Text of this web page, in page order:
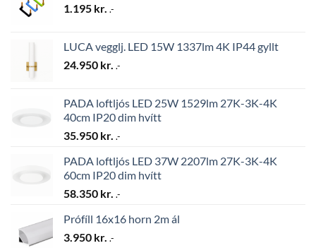
1.195 kr. .-
LUCA vegglj. LED 15W 1337lm 4K IP44 gyllt
24.950 kr. .-
PADA loftljós LED 25W 1529lm 27K-3K-4K
40cm IP20 dim hvítt
35.950 kr. .-
PADA loftljós LED 37W 2207lm 27K-3K-4K
60cm IP20 dim hvítt
58.350 kr. .-
Prófíll 16x16 horn 2m ál
3.950 kr. .-